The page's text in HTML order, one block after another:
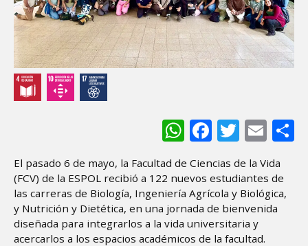
WhatsApp
Facebook
Twitter
El pasado 6 de mayo, la Facultad de Ciencias de la Vida
(FCV) de la ESPOL recibió a 122 nuevos estudiantes de
las carreras de Biología, Ingeniería Agrícola y Biológica,
y Nutrición y Dietética, en una jornada de bienvenida
diseñada para integrarlos a la vida universitaria y
acercarlos a los espacios académicos de la facultad.